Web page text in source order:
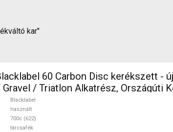
kar"
60 Carbon Disc kerékszett -
/ Triatlon Alkatrész, Országúti Kerék / Felni / Gumi 700c
ELADÓ
Blacklabel
használt
700c (622)
tárcsafék